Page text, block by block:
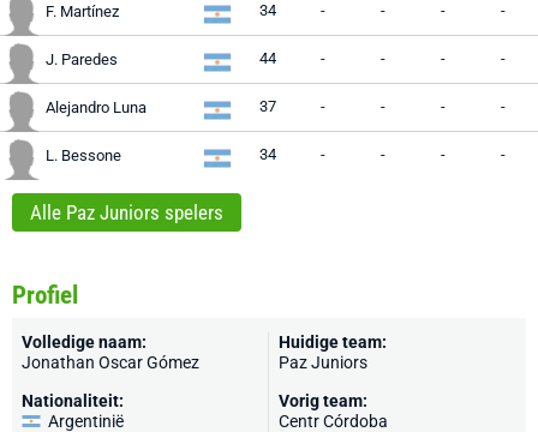
F. Martínez 34 - - - -
J. Paredes 44 - - - -
Alejandro Luna 37 - - - -
L. Bessone 34 - - - -
Alle Paz Juniors spelers
Profiel
Volledige naam:
Jonathan Oscar Gómez
Nationaliteit:
Argentinië
Huidige team:
Paz Juniors
Vorig team:
Centr Córdoba